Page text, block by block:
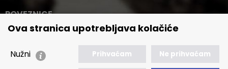
Ova stranica upotrebljava kolačiće
Nužni Prihvaćam Ne prihvaćam
POVEZNICE
🢒 Novosti
🢒 Natječaji